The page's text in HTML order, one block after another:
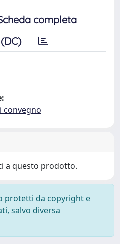
completa
convegno
a questo prodotto.
protetti da copyright e
salvo diversa